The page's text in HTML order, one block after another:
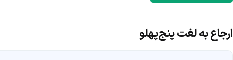
ارجاع به لغت پنج‌پهلو